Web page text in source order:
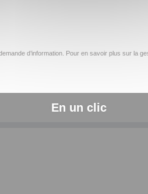
d’information. Pour en savoir plus sur la
En un clic